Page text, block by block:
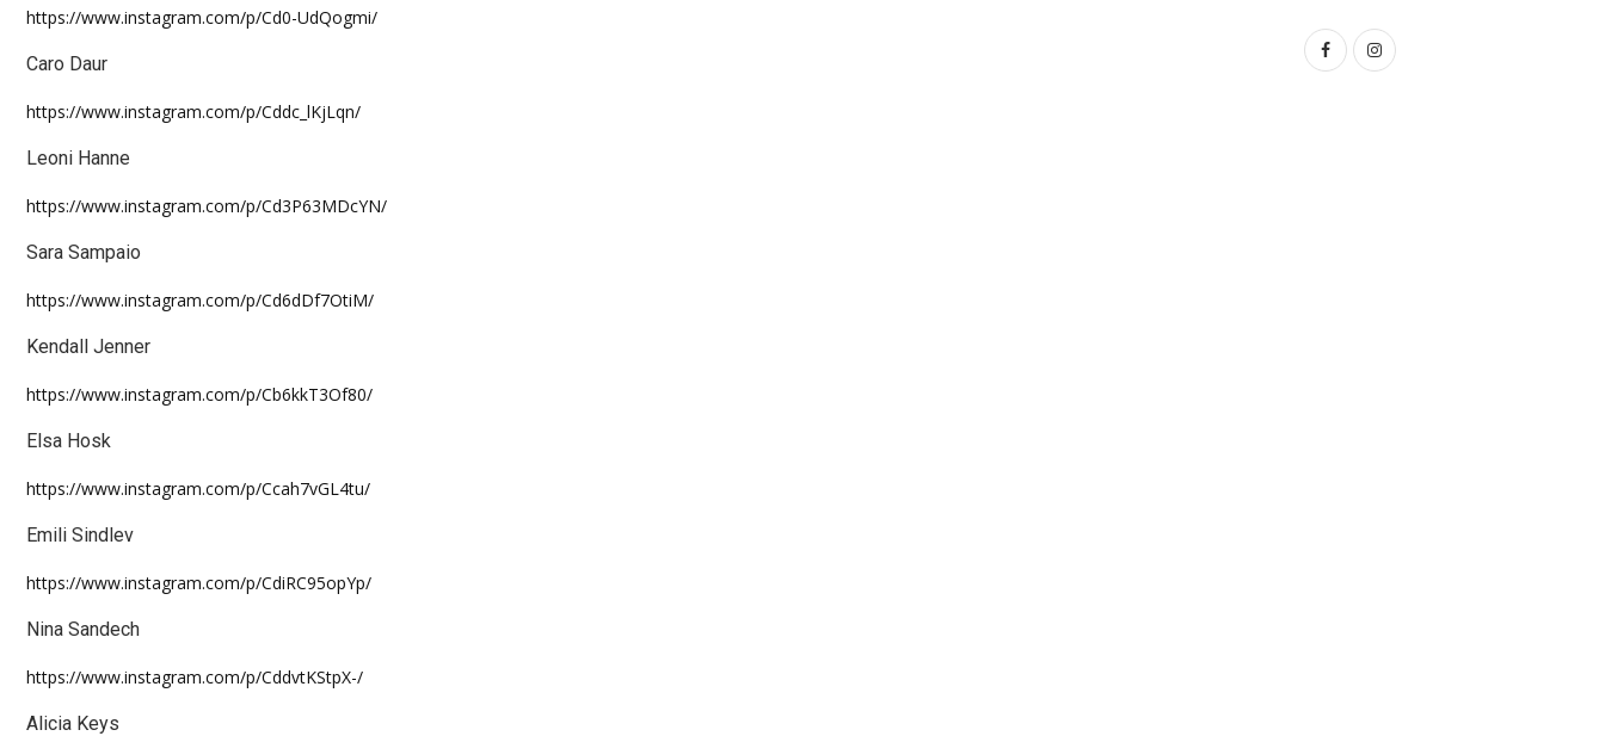
https://www.instagram.com/p/Cd0-UdQogmi/
Caro Daur
https://www.instagram.com/p/Cddc_lKjLqn/
Leoni Hanne
https://www.instagram.com/p/Cd3P63MDcYN/
Sara Sampaio
https://www.instagram.com/p/Cd6dDf7OtiM/
Kendall Jenner
https://www.instagram.com/p/Cb6kkT3Of80/
Elsa Hosk
https://www.instagram.com/p/Ccah7vGL4tu/
Emili Sindlev
https://www.instagram.com/p/CdiRC95opYp/
Nina Sandech
https://www.instagram.com/p/CddvtKStpX-/
Alicia Keys